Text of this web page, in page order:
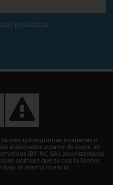
de privacidad
la web (pictogramas,imágenes o
elaborados a partir de éstos, se
(BY-NC-SA), autorizándose
siempre que se cite la fuente,
bajo la misma licencia.